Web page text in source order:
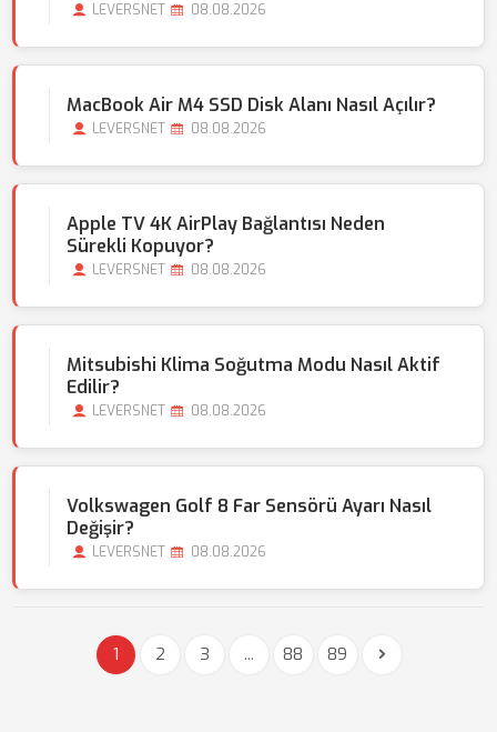
LEVERSNET 08.08.2026
MacBook Air M4 SSD Disk Alanı Nasıl Açılır?
LEVERSNET 08.08.2026
Apple TV 4K AirPlay Bağlantısı Neden
Sürekli Kopuyor?
LEVERSNET 08.08.2026
Mitsubishi Klima Soğutma Modu Nasıl Aktif
Edilir?
LEVERSNET 08.08.2026
Volkswagen Golf 8 Far Sensörü Ayarı Nasıl
Değişir?
LEVERSNET 08.08.2026
1 2 3 ... 88 89